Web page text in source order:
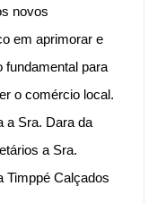
novos
em aprimorar e
fundamental para
o comércio local.
a Sra. Dara da
a Sra.
Timppé Calçados